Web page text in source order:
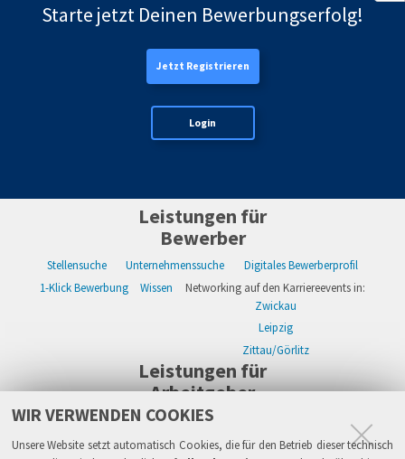
WIR VERWENDEN COOKIES
Unsere Website setzt automatisch Cookies, die für den Betrieb dieser technisch
Starte jetzt Deinen Bewerbungserfolg!
Jetzt Registrieren
Login
Leistungen für
Bewerber
Stellensuche Unternehmenssuche
Digitales Bewerberprofil
1-Klick Bewerbung
Wissen
Networking auf den Karriereevents in:
Zwickau
Leipzig
Zittau/Görlitz
Leistungen für
Arbeitgeber
WIKWAY Online-Recruiting Kostenloses Firmenprofil
Alle Einzelleistungen
Wissen
Live-Recruiting auf Karriereevents in: